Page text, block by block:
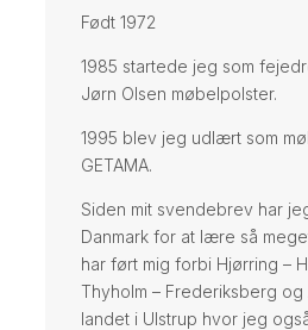
Født 1972
1985 startede jeg som
Jørn Olsen møbelpolster.
1995 blev jeg udlært som
GETAMA.
Siden mit svendebrev har
Danmark for at lære så
har ført mig forbi Hjørring –
Thyholm – Frederiksberg og
landet i Ulstrup hvor jeg